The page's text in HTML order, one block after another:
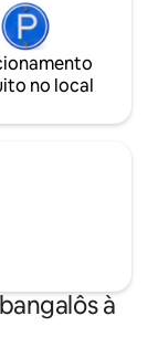
no local
à